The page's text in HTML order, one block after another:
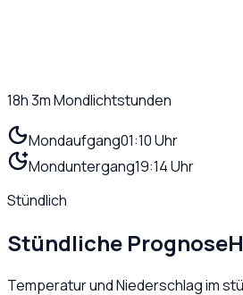
18h 3mMondlichtstunden
Mondaufgang01:10 Uhr
Monduntergang19:14 Uhr
Stündlich
Stündliche Prognose
Temperatur und Niederschlag im